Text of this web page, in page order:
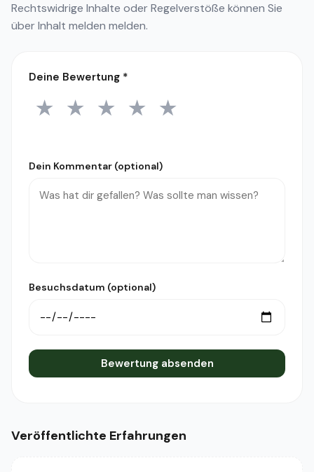
Rechtswidrige Inhalte oder Regelverstöße können Sie
überInhalt melden melden.
Deine Bewertung *
1 Stern
★ 2 Sterne
★ 3 Sterne
★ 4 Sterne
★ 5 Sterne
★
Dein Kommentar (optional)
Besuchsdatum (optional)
Bewertung absenden
Veröffentlichte Erfahrungen